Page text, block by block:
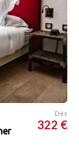
Dès
322 €